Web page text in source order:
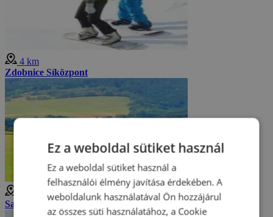
4 km
Zdobnice Síközpont
Sas-hegység
Ez a weboldal sütiket használ
Ez a weboldal sütiket használ a
felhasználói élmény javítása érdekében. A
weboldalunk használatával Ön hozzájárul
az összes süti használatához, a Cookie